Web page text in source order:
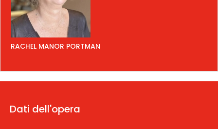
RACHEL MANOR PORTMAN
Dati dell'opera